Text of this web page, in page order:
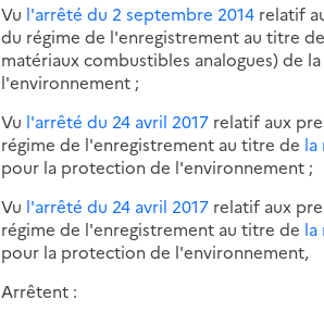
Vu l'arrêté du 2 septembre 2014 relatif
du régime de l'enregistrement au titre de
matériaux combustibles analogues) de
l'environnement ;
Vu l'arrêté du 24 avril 2017 relatif aux
régime de l'enregistrement au titre de la
pour la protection de l'environnement ;
Vu l'arrêté du 24 avril 2017 relatif aux
régime de l'enregistrement au titre de la
pour la protection de l'environnement,
Arrêtent :